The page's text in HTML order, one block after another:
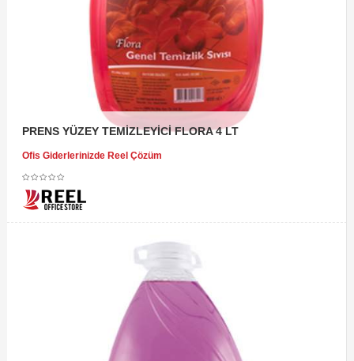
PRENS YÜZEY TEMİZLEYİCİ FLORA 4 LT
Ofis Giderlerinizde Reel Çözüm